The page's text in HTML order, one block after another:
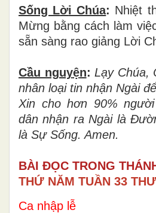
Sống Lời Chúa: Nhiệt
Mừng bằng cách làm
sẵn sàng rao giảng Lời
Cầu nguyện: Lạy Chúa,
nhân loại tin nhận Ngài để
Xin cho hơn 90% ngườ
dân nhận ra Ngài là Đườ
là SựSống. Amen.
BÀI ĐỌC TRONG
THỨ NĂM TUẦN 33
Ca nhập lễ